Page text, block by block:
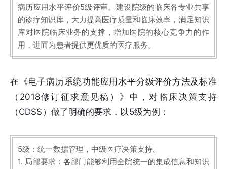
病历应用水平评价5级评审。建设院级的临床各专业共享
的诊疗知识库，大力提高医疗质量和临床效率，满足知识
库对医院临床业务的支撑，增加医院的核心竞争力的作
用，进而为患者提供更优质的医疗服务。
在《电子病历系统功能应用水平分级评价方法及标准
（2018修订征求意见稿）》中，对临床决策支持
（CDSS）做了明确的要求，以5级为例：
5级：统一数据管理，中级医疗决策支持。
1. 局部要求：各部门能够利用全院统一的集成信息和知识